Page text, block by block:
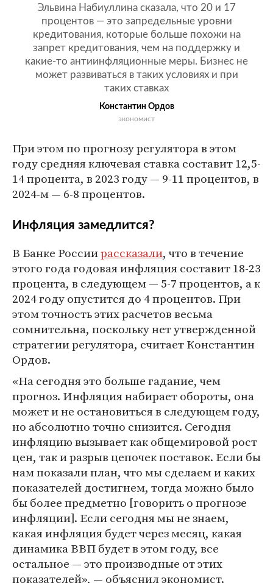
Эльвина Набиуллина сказала, что 20 и 17
процентов — это запредельные уровни
кредитования, которые больше похожи на
запрет кредитования, чем на поддержку и
какие-то антиинфляционные меры. Бизнес не
может развиваться в таких условиях и при
таких ставках
Константин Ордов
экономист
При этом по прогнозу регулятора в этом
году средняя ключевая ставка составит 12,5-
14 процента, в 2023 году — 9-11 процентов, в
2024-м — 6-8 процентов.
Инфляция замедлится?
В Банке Россиирассказали, что в течение
этого года годовая инфляция составит 18-23
процента, в следующем — 5-7 процентов, а к
2024 году опустится до 4 процентов. При
этом точность этих расчетов весьма
сомнительна, поскольку нет утвержденной
стратегии регулятора, считает Константин
Ордов.
«На сегодня это больше гадание, чем
прогноз. Инфляция набирает обороты, она
может и не остановиться в следующем году,
но абсолютно точно снизится. Сегодня
инфляцию вызывает как общемировой рост
цен, так и разрыв цепочек поставок. Если бы
нам показали план, что мы сделаем и каких
показателей достигнем, тогда можно было
бы более предметно [говорить о прогнозе
инфляции]. Если сегодня мы не знаем,
какая инфляция будет через месяц, какая
динамика ВВП будет в этом году, все
остальное — это производные от этих
показателей», — объяснил экономист.